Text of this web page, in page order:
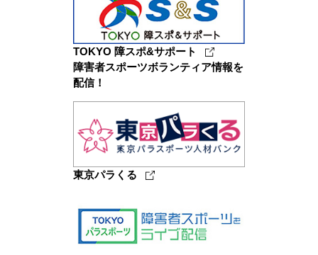
TOKYO 障スポ&サポート
障害者スポーツボランティア情報を
配信！
東京パラくる